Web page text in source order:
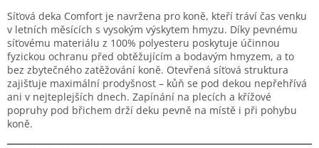
Síťová deka Comfort je navržena pro koně, kteří tráví čas venku
v letních měsících s vysokým výskytem hmyzu. Díky pevnému
síťovému materiálu z 100% polyesteru poskytuje účinnou
fyzickou ochranu před obtěžujícím a bodavým hmyzem, a to
bez zbytečného zatěžování koně. Otevřená síťová struktura
zajišťuje maximální prodyšnost – kůň se pod dekou nepřehřívá
ani v nejteplejších dnech. Zapínání na plecích a křížové
popruhy pod břichem drží deku pevně na místě i při pohybu
koně.